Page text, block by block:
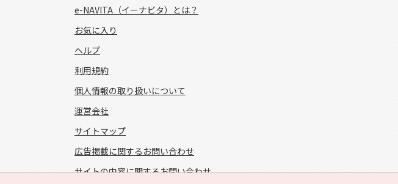
e-NAVITA（イーナビタ）とは？
お気に入り
ヘルプ
利用規約
個人情報の取り扱いについて
運営会社
サイトマップ
広告掲載に関するお問い合わせ
サイトの内容に関するお問い合わせ